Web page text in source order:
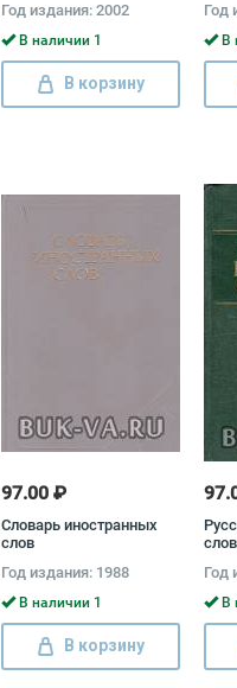
Год издания: 2002
В наличии 1
В корзину
Год
В
97.00 ₽
Словарь иностранных
слов
Год издания: 1988
В наличии 1
В корзину
Год
В